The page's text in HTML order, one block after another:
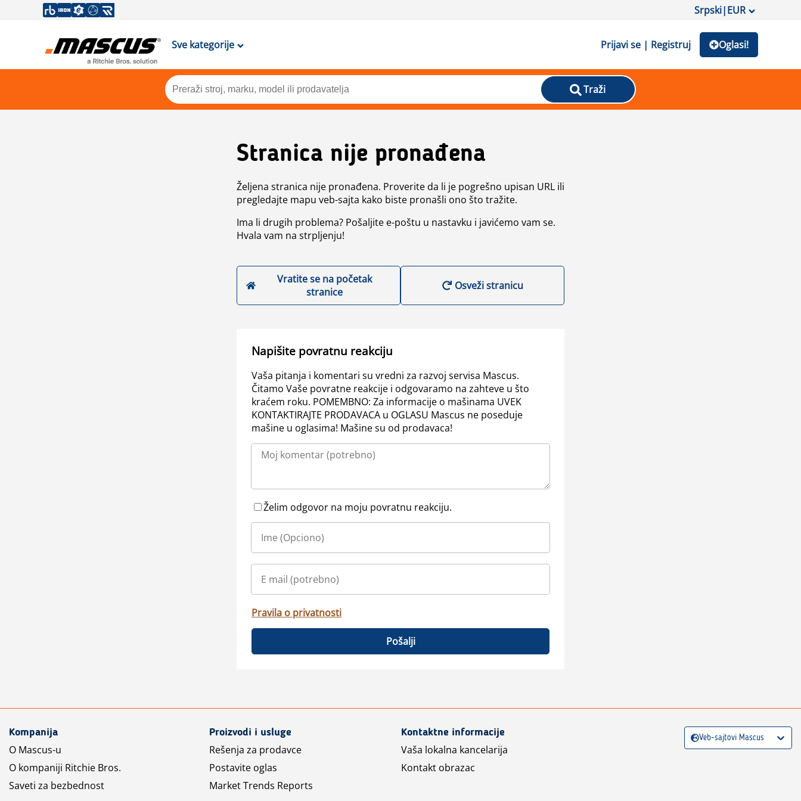
Srpski|EUR
Sve kategorije Prijavi se | Registruj Oglasi!
Traži
Stranica nije pronađena
Željena stranica nije pronađena. Proverite da li je pogrešno upisan URL ili
pregledajte mapu veb-sajta kako biste pronašli ono što tražite.
Ima li drugih problema? Pošaljite e-poštu u nastavku i javićemo vam se.
Hvala vam na strpljenju!
Vratite se na početak
stranice
Osveži stranicu
Napišite povratnu reakciju
Vaša pitanja i komentari su vredni za razvoj servisa Mascus.
Čitamo Vaše povratne reakcije i odgovaramo na zahteve u što
kraćem roku. POMEMBNO: Za informacije o mašinama UVEK
KONTAKTIRAJTE PRODAVACA u OGLASU Mascus ne poseduje
mašine u oglasima! Mašine su od prodavaca!
Želim odgovor na moju povratnu reakciju.
Pravila o privatnosti
Pošalji
Kompanija
O Mascus-u
O kompaniji Ritchie Bros.
Saveti za bezbednost
Proizvodi i usluge
Rešenja za prodavce
Postavite oglas
Market Trends Reports
Kontaktne informacije
Vaša lokalna kancelarija
Kontakt obrazac
Veb-sajtovi Mascus